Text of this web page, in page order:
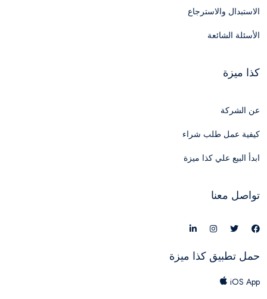
الاستبدال والاسترجاع
الأسئلة الشائعة
كذا ميزة
عن الشركة
كيفية عمل طلب شراء
ابدأ البيع علي كذا ميزة
تواصل معنا
حمل تطبيق كذا ميزة
iOS App